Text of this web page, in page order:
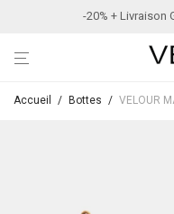
-20% + Livraison
Accueil / Bottes / VELOUR